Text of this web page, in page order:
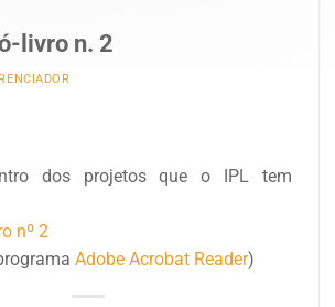
livro n. 2
dos projetos que o IPL tem
nº 2
Adobe Acrobat Reader)